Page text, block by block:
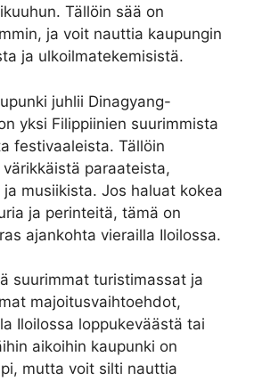
Tällöin sää on
ja voit nauttia kaupungin
ja ulkoilmatekemisistä.
juhlii Dinagyang-
yksi Filippiinien suurimmista
festivaaleista. Tällöin
paraateista,
musiikista. Jos haluat kokea
ja perinteitä, tämä on
ajankohta vierailla Iloilossa.
suurimmat turistimassat ja
majoitusvaihtoehdot,
Iloilossa loppukeväästä tai
aikoihin kaupunki on
mutta voit silti nauttia